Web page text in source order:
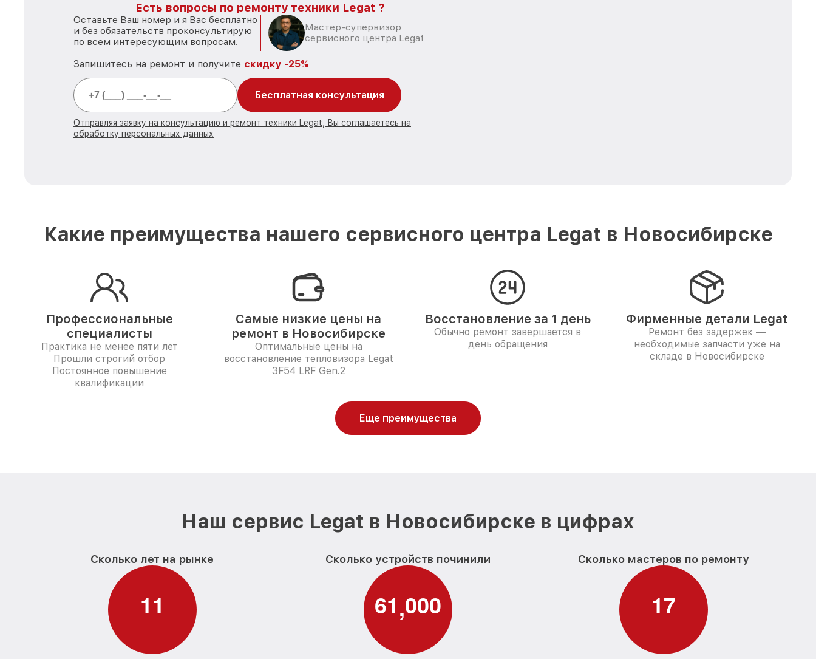
Есть вопросы по ремонту техники Legat ?
Оставьте Ваш номер и я Вас бесплатно
и без обязательств проконсультирую
по всем интересующим вопросам.
Мастер-супервизор
сервисного центра Legat
Запишитесь на ремонт и получите скидку -25%
Бесплатная консультация
Отправляя заявку на консультацию и ремонт техники Legat, Вы соглашаетесь на
обработку персональных данных
Какие преимущества нашего сервисного центра Legat в Новосибирске
Профессиональные
специалисты
Практика не менее пяти лет
Прошли строгий отбор
Постоянное повышение
квалификации
Самые низкие цены на
ремонт в Новосибирске
Оптимальные цены на
восстановление тепловизора Legat
3F54 LRF Gen.2
Восстановление за 1 день
Обычно ремонт завершается в
день обращения
Фирменные детали Legat
Ремонт без задержек —
необходимые запчасти уже на
складе в Новосибирске
Еще преимущества
Наш сервис Legat в Новосибирске в цифрах
Сколько лет на рынке
11
Сколько устройств починили
61,000
Сколько мастеров по ремонту
17